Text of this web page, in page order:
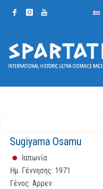
Sugiyama Osamu
Ιαπωνία
Ημ. Γέννησης: 1971
Γένος: Άρρεν